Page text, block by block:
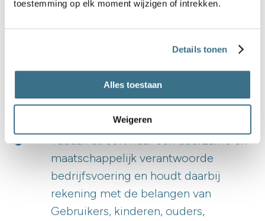
toestemming op elk moment wijzigen of intrekken.
Details tonen
Alles toestaan
Weigeren
Gebruikers en respecteert hun
vrijheid om Opdrachten te
aanvaarden of te weigeren.
ESG en maatschappelijke impact
Tadaah streeft naar een duurzame en
maatschappelijk verantwoorde
bedrijfsvoering en houdt daarbij
rekening met de belangen van
Gebruikers, kinderen, ouders,